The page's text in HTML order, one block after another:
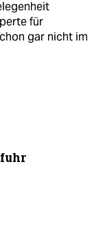
für
gar nicht im